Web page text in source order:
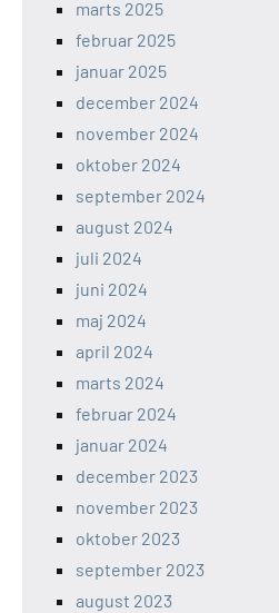
marts 2025
februar 2025
januar 2025
december 2024
november 2024
oktober 2024
september 2024
august 2024
juli 2024
juni 2024
maj 2024
april 2024
marts 2024
februar 2024
januar 2024
december 2023
november 2023
oktober 2023
september 2023
august 2023